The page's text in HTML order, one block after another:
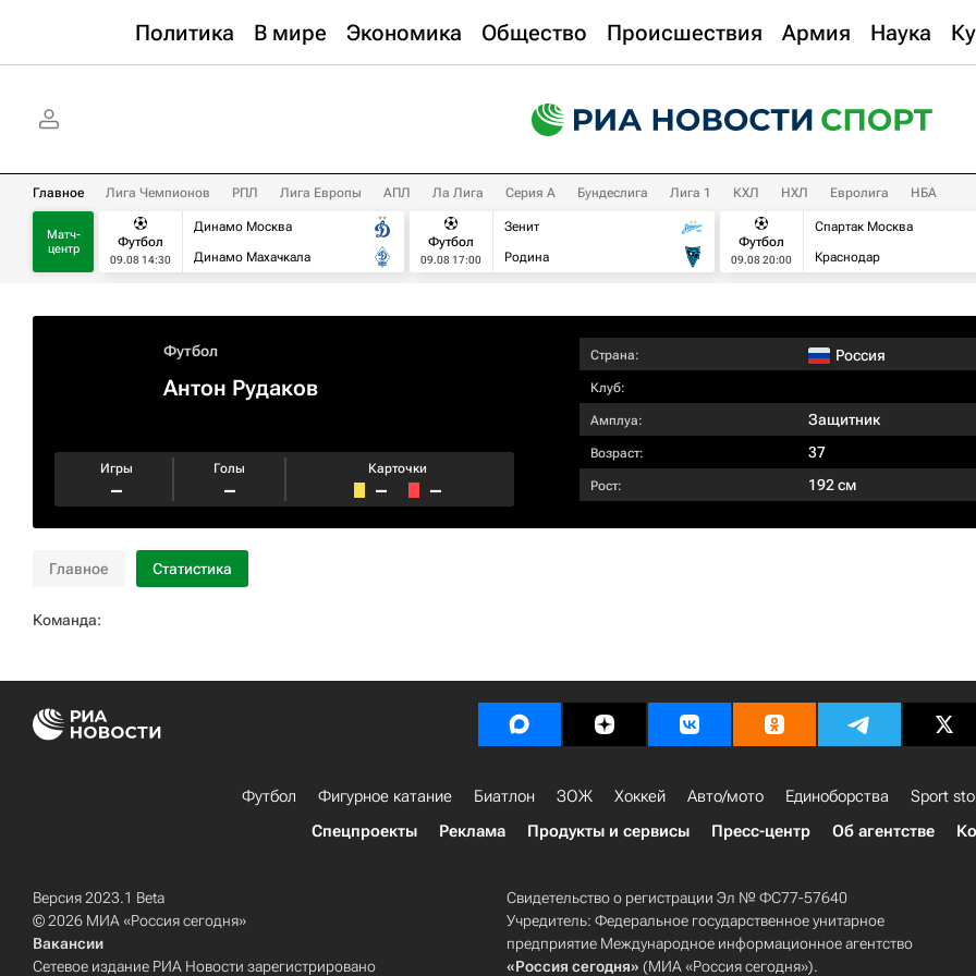
Политика В мире Экономика Общество Происшествия Армия Наука
Главное Лига Чемпионов РПЛ Лига Европы АПЛ Ла Лига Серия А Бундеслига Лига 1 КХЛ НХЛ Евролига НБА
Матч-
центр
Футбол
09.08 14:30
Динамо Москва
Динамо Махачкала
Футбол
09.08 17:00
Зенит
Родина
Футбол
09.08 20:00
Спартак Москва
Краснодар
Футбол
Антон Рудаков
Игры
–
Голы
–
Карточки
– –
Страна: Россия
Клуб:
Амплуа: Защитник
Возраст: 37
Рост: 192 см
Главное Статистика
Команда:
Футбол Фигурное катание Биатлон ЗОЖ Хоккей Авто/мото Единоборства Sport
Спецпроекты
Реклама Продукты и сервисы Пресс-центр Об агентстве
Версия 2023.1 Beta
© 2026 МИА «Россия сегодня»
Вакансии
Сетевое издание РИА Новости зарегистрировано
Свидетельство о регистрации Эл № ФС77-57640
Учредитель: Федеральное государственное унитарное
предприятие Международное информационное агентство
«Россия сегодня» (МИА «Россия сегодня»).